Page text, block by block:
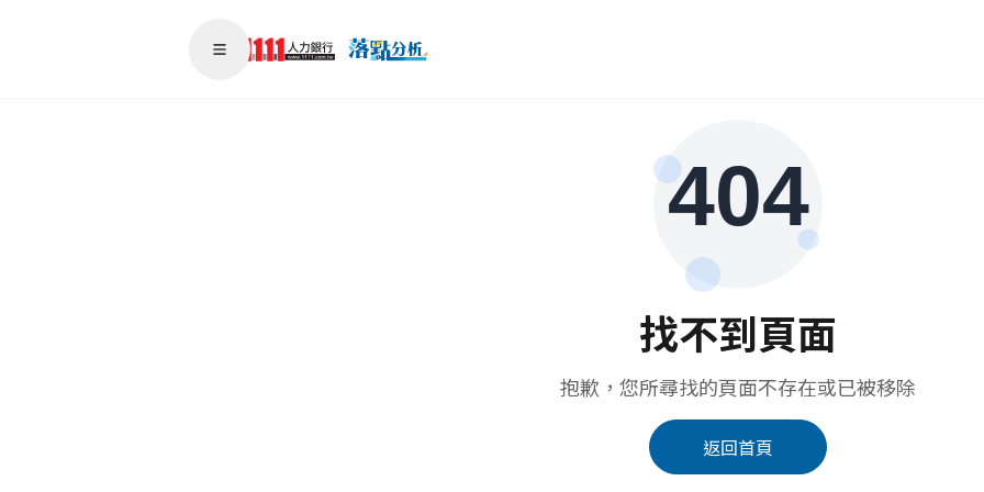
Open main menu
找不到頁面
抱歉，您所尋找的頁面不存在或已被移除
返回首頁